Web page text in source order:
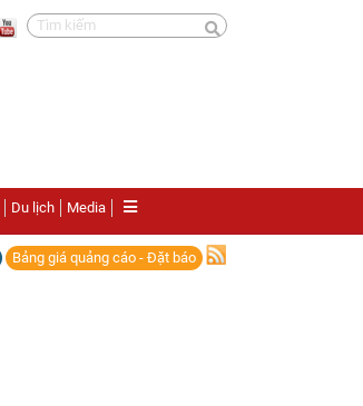
Du lịch Media
Bảng giá quảng cáo - Đặt báo